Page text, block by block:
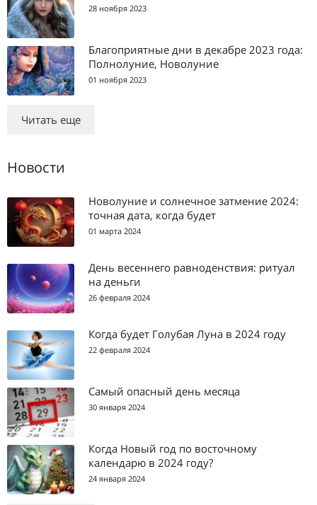
28 ноября 2023
Благоприятные дни в декабре 2023 года:
Полнолуние, Новолуние
01 ноября 2023
Читать еще
Новости
Новолуние и солнечное затмение 2024:
точная дата, когда будет
01 марта 2024
День весеннего равноденствия: ритуал
на деньги
26 февраля 2024
Когда будет Голубая Луна в 2024 году
22 февраля 2024
Самый опасный день месяца
30 января 2024
Когда Новый год по восточному
календарю в 2024 году?
24 января 2024